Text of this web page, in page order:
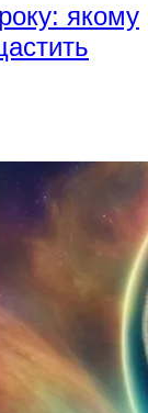
якому